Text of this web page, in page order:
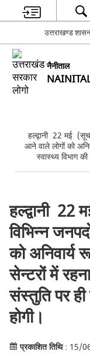
उत्तराखण्ड शासन
नैनीताल
हल्द्वानी 22 मई
आने वाले लोगों को
स्वास्थ्य विभाग
हल्द्वानी
विभिन्न
को अनिवार्य
सेन्टरों में
संस्तुति पर ही
होगी।
प्रकाशित तिथि: 15/